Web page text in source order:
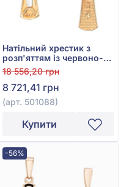
Натільний хрестик з
розп'яттям із червоно-
білого золота 585°, арт.
501088
18 556,20 грн
8 721,41 грн
(арт. 501088)
Купити
-56%